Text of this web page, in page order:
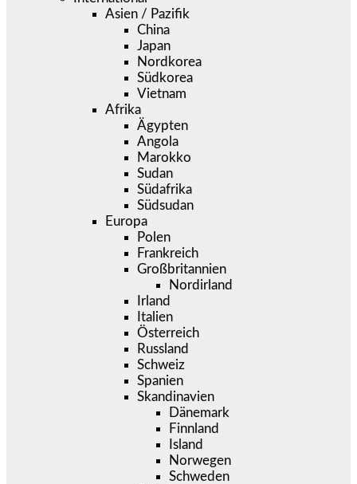
Asien / Pazifik
China
Japan
Nordkorea
Südkorea
Vietnam
Afrika
Ägypten
Angola
Marokko
Sudan
Südafrika
Südsudan
Europa
Polen
Frankreich
Großbritannien
Nordirland
Irland
Italien
Österreich
Russland
Schweiz
Spanien
Skandinavien
Dänemark
Finnland
Island
Norwegen
Schweden